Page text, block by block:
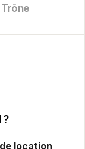
Trône
?
location